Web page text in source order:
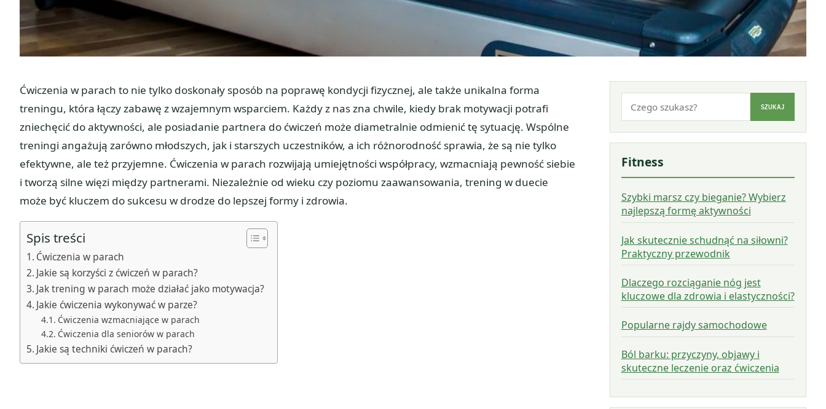
Ćwiczenia w parach to nie tylko doskonały sposób na poprawę kondycji fizycznej, ale także unikalna forma
treningu, która łączy zabawę z wzajemnym wsparciem. Każdy z nas zna chwile, kiedy brak motywacji potrafi
zniechęcić do aktywności, ale posiadanie partnera do ćwiczeń może diametralnie odmienić tę sytuację. Wspólne
treningi angażują zarówno młodszych, jak i starszych uczestników, a ich różnorodność sprawia, że są nie tylko
efektywne, ale też przyjemne. Ćwiczenia w parach rozwijają umiejętności współpracy, wzmacniają pewność siebie
i tworzą silne więzi między partnerami. Niezależnie od wieku czy poziomu zaawansowania, trening w duecie
może być kluczem do sukcesu w drodze do lepszej formy i zdrowia.
Spis treści
Ćwiczenia w parach
Jakie są korzyści z ćwiczeń w parach?
Jak trening w parach może działać jako motywacja?
Jakie ćwiczenia wykonywać w parze?
Ćwiczenia wzmacniające w parach
Ćwiczenia dla seniorów w parach
Jakie są techniki ćwiczeń w parach?
SZUKAJ
Fitness
Szybki marsz czy bieganie? Wybierz
najlepszą formę aktywności
Jak skutecznie schudnąć na siłowni?
Praktyczny przewodnik
Dlaczego rozciąganie nóg jest
kluczowe dla zdrowia i elastyczności?
Popularne rajdy samochodowe
Ból barku: przyczyny, objawy i
skuteczne leczenie oraz ćwiczenia